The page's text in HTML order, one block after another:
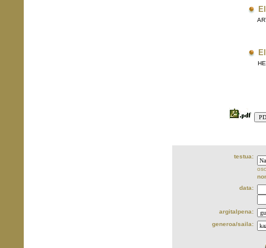
testua:
data:
argitalpena:
generoa/saila: